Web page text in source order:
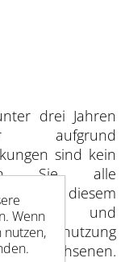
drei Jahren
aufgrund
sind kein
Sie alle
mit diesem
und
Benutzung
Erwachsenen.
Wenn
nutzen,